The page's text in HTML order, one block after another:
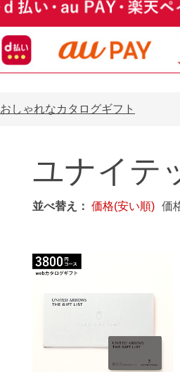
おしゃれなカタログギフト
ユナイテ
並べ替え： 価格(安い順) 価